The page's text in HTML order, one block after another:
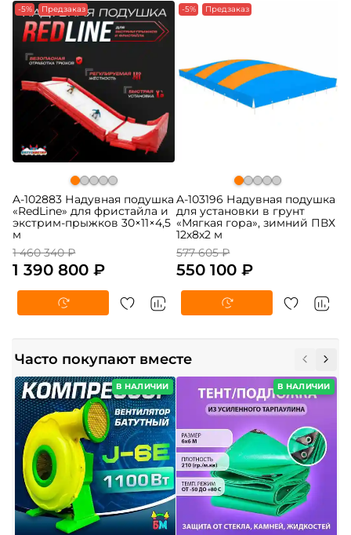
-5% Предзаказ
A-102883 Надувная подушка
«RedLine» для фристайла и
экстрим-прыжков 30×11×4,5
м
1 460 340 ₽
1 390 800 ₽
-5% Предзаказ
A-103196 Надувная подушка
для установки в грунт
«Мягкая гора», зимний ПВХ
12х8х2 м
577 605 ₽
550 100 ₽
Часто покупают вместе
В НАЛИЧИИ В НАЛИЧИИ